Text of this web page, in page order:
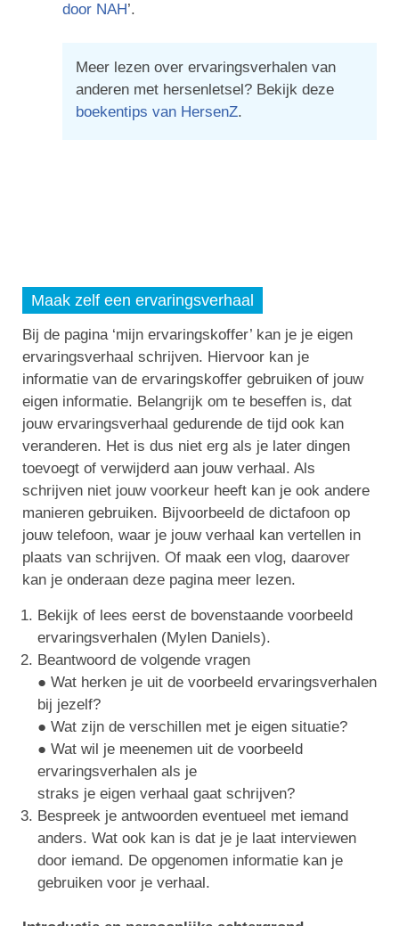
door NAH’.
Meer lezen over ervaringsverhalen van
anderen met hersenletsel? Bekijk deze
boekentips van HersenZ.
Maak zelf een ervaringsverhaal
Bij de pagina ‘mijn ervaringskoffer’ kan je je eigen
ervaringsverhaal schrijven. Hiervoor kan je
informatie van de ervaringskoffer gebruiken of jouw
eigen informatie. Belangrijk om te beseffen is, dat
jouw ervaringsverhaal gedurende de tijd ook kan
veranderen. Het is dus niet erg als je later dingen
toevoegt of verwijderd aan jouw verhaal. Als
schrijven niet jouw voorkeur heeft kan je ook andere
manieren gebruiken. Bijvoorbeeld de dictafoon op
jouw telefoon, waar je jouw verhaal kan vertellen in
plaats van schrijven. Of maak een vlog, daarover
kan je onderaan deze pagina meer lezen.
Bekijk of lees eerst de bovenstaande voorbeeld
ervaringsverhalen (Mylen Daniels).
Beantwoord de volgende vragen
● Wat herken je uit de voorbeeld ervaringsverhalen
bij jezelf?
● Wat zijn de verschillen met je eigen situatie?
● Wat wil je meenemen uit de voorbeeld
ervaringsverhalen als je
straks je eigen verhaal gaat schrijven?
Bespreek je antwoorden eventueel met iemand
anders. Wat ook kan is dat je je laat interviewen
door iemand. De opgenomen informatie kan je
gebruiken voor je verhaal.